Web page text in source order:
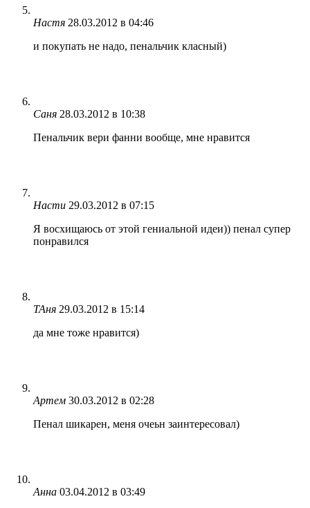
Настя 28.03.2012 в 04:46
и покупать не надо, пенальчик класный)
Саня 28.03.2012 в 10:38
Пенальчик вери фанни вообще, мне нравится
Насти 29.03.2012 в 07:15
Я восхищаюсь от этой гениальной идеи)) пенал супер
понравился
ТАня 29.03.2012 в 15:14
да мне тоже нравится)
Артем 30.03.2012 в 02:28
Пенал шикарен, меня очеьн заинтересовал)
Анна 03.04.2012 в 03:49